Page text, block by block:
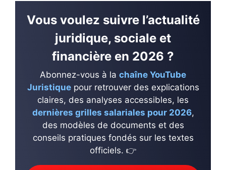
Vous voulez suivre l’actualité
juridique, sociale et
financière en 2026 ?
Abonnez-vous à la chaîne YouTube
Juristiquepour retrouver des explications
claires, des analyses accessibles, les
dernières grilles salariales pour 2026,
des modèles de documents et des
conseils pratiques fondés sur les textes
officiels. 👉